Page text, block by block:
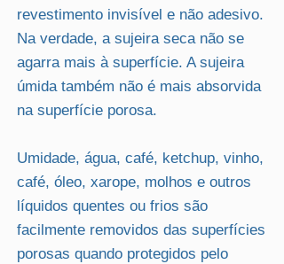
revestimento invisível e não adesivo.
Na verdade, a sujeira seca não se
agarra mais à superfície. A sujeira
úmida também não é mais absorvida
na superfície porosa.
Umidade, água, café, ketchup, vinho,
café, óleo, xarope, molhos e outros
líquidos quentes ou frios são
facilmente removidos das superfícies
porosas quando protegidos pelo